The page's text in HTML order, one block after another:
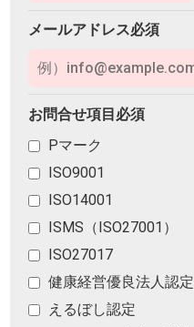
メールアドレス必須
お問合せ項目必須
Pマーク
ISO9001
ISO14001
ISMS（ISO27001）
ISO27017
健康経営優良法人認定
えるぼし認定